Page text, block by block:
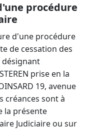
procédure
d'une procédure
de cessation des
désignant
prise en la
19, avenue
créances sont à
la présente
Judiciaire ou sur